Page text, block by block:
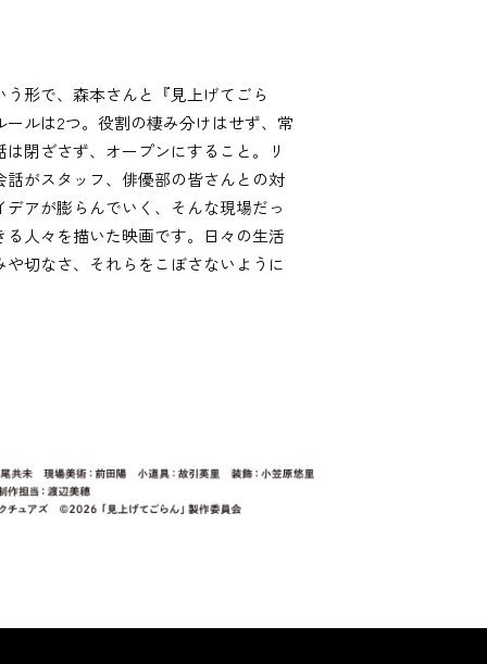
形で、森本さんと『見上げてごら
ルは2つ。役割の棲み分けはせず、常
閉ざさず、オープンにすること。リ
がスタッフ、俳優部の皆さんとの対
アが膨らんでいく、そんな現場だっ
人々を描いた映画です。日々の生活
切なさ、それらをこぼさないように